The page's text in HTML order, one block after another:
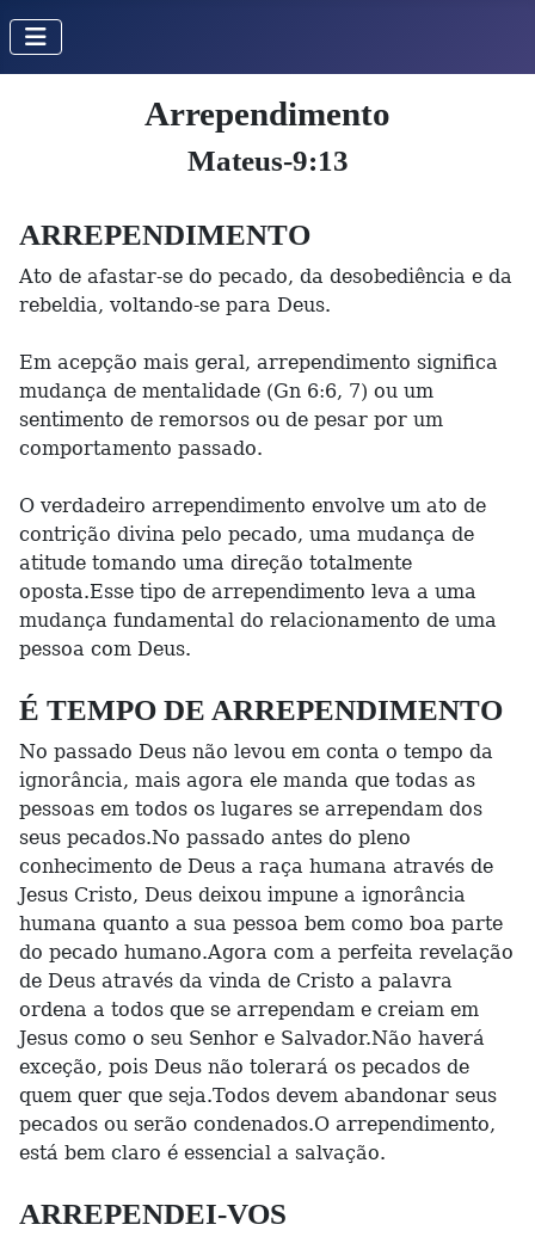
Arrependimento
Mateus-9:13
ARREPENDIMENTO
Ato de afastar-se do pecado, da desobediência e da
rebeldia, voltando-se para Deus.
Em acepção mais geral, arrependimento significa
mudança de mentalidade (Gn 6:6, 7) ou um
sentimento de remorsos ou de pesar por um
comportamento passado.
O verdadeiro arrependimento envolve um ato de
contrição divina pelo pecado, uma mudança de
atitude tomando uma direção totalmente
oposta.Esse tipo de arrependimento leva a uma
mudança fundamental do relacionamento de uma
pessoa com Deus.
É TEMPO DE ARREPENDIMENTO
No passado Deus não levou em conta o tempo da
ignorância, mais agora ele manda que todas as
pessoas em todos os lugares se arrependam dos
seus pecados.No passado antes do pleno
conhecimento de Deus a raça humana através de
Jesus Cristo, Deus deixou impune a ignorância
humana quanto a sua pessoa bem como boa parte
do pecado humano.Agora com a perfeita revelação
de Deus através da vinda de Cristo a palavra
ordena a todos que se arrependam e creiam em
Jesus como o seu Senhor e Salvador.Não haverá
exceção, pois Deus não tolerará os pecados de
quem quer que seja.Todos devem abandonar seus
pecados ou serão condenados.O arrependimento,
está bem claro é essencial a salvação.
ARREPENDEI-VOS